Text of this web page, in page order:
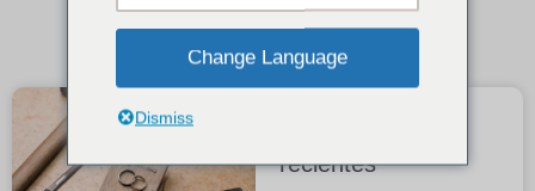
recientes
Change Language
Dismiss